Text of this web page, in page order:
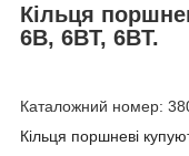
Кільця
6B, 6BT, 6BT.
Каталожний номер:
Кільця поршневі